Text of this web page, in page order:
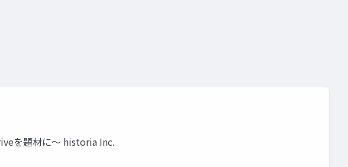
を題材に～ historia Inc.